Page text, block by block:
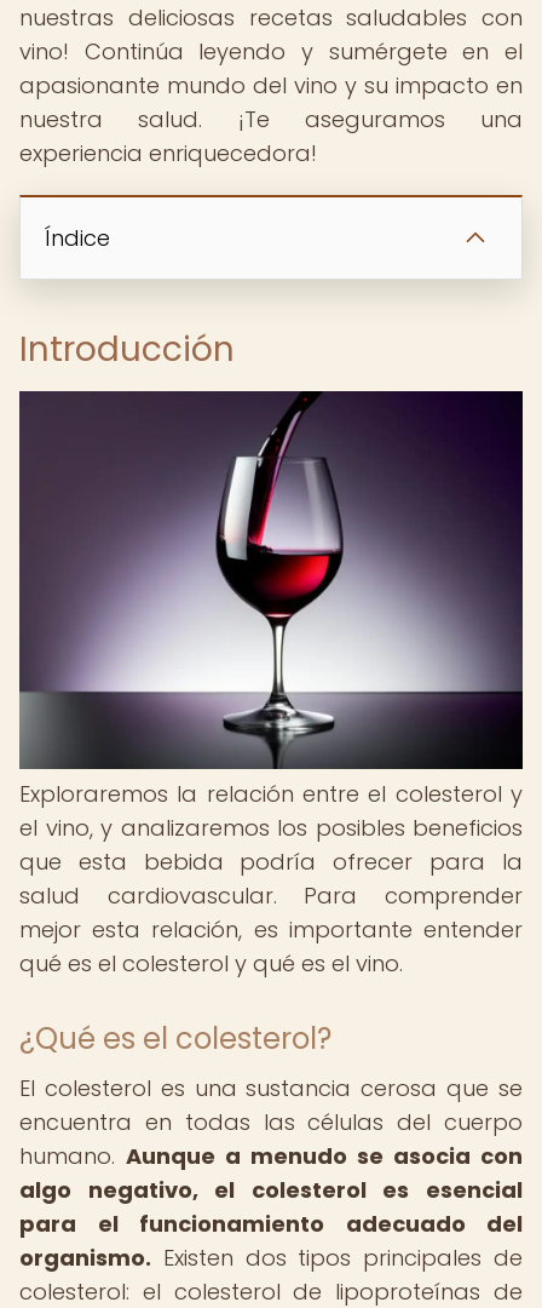
nuestras deliciosas recetas saludables con
vino! Continúa leyendo y sumérgete en el
apasionante mundo del vino y su impacto en
nuestra salud. ¡Te aseguramos una
experiencia enriquecedora!
Índice
Introducción
Exploraremos la relación entre el colesterol y
el vino, y analizaremos los posibles beneficios
que esta bebida podría ofrecer para la
salud cardiovascular. Para comprender
mejor esta relación, es importante entender
qué es el colesterol y qué es el vino.
¿Qué es el colesterol?
El colesterol es una sustancia cerosa que se
encuentra en todas las células del cuerpo
humano. Aunque a menudo se asocia con
algo negativo, el colesterol es esencial
para el funcionamiento adecuado del
organismo. Existen dos tipos principales de
colesterol: el colesterol de lipoproteínas de